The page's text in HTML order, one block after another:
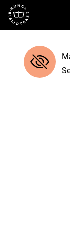
Till startsidan